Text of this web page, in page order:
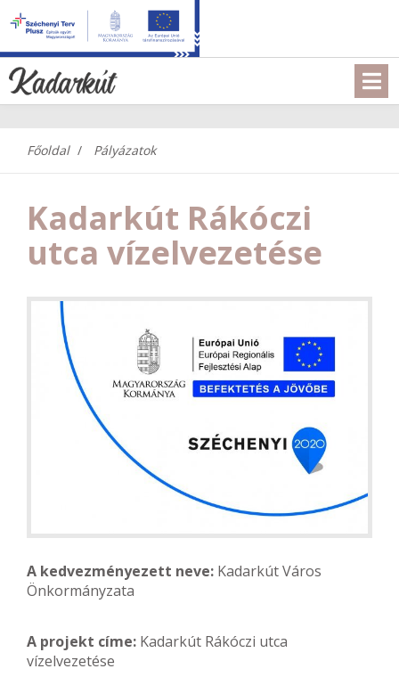
Főoldal Pályázatok
Kadarkút Rákóczi
utca vízelvezetése
A kedvezményezett neve: Kadarkút Város
Önkormányzata
A projekt címe: Kadarkút Rákóczi utca
vízelvezetése